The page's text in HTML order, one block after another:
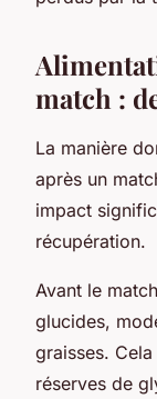
match :
La manière
après un
impact
récupération.
Avant le
glucides,
graisses.
réserves de